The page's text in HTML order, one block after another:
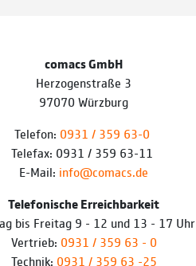
comacs GmbH
Herzogenstraße 3
97070 Würzburg
Telefon: 0931 / 359 63-0
Telefax: 0931 / 359 63-11
E-Mail: info@comacs.de
Telefonische Erreichbarkeit
bis Freitag 9 - 12 und 13 - 17 Uhr
Vertrieb: 0931 / 359 63 - 0
Technik: 0931 / 359 63 -25